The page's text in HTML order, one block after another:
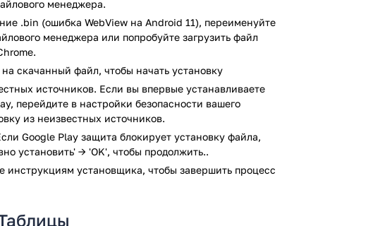
сортировка данных, формулы и многие другое
с нашего сайта. Начните пользоваться прямо
для работы с таблицами.
антивирусом VirusTotal. В результате
заражения файлов не выявлено.
менеджера.
.bin (ошибка WebView на Android 11), переименуйте
менеджера или попробуйте загрузить файл
скачанный файл, чтобы начать установку
источников. Если вы впервые устанавливаете
перейдите в настройки безопасности вашего
из неизвестных источников.
Google Play защита блокирует установку файла,
установить' → 'OK', чтобы продолжить..
инструкциям установщика, чтобы завершить процесс